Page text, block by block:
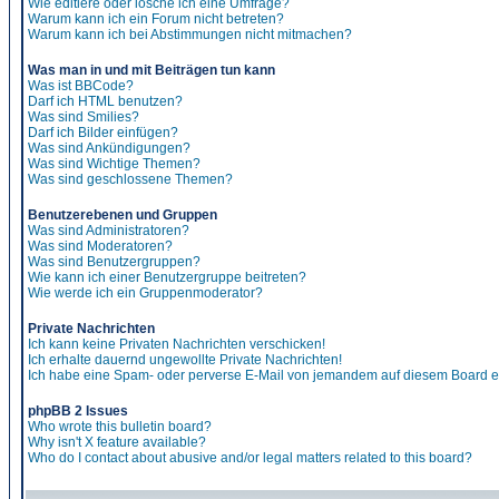
Wie editiere oder lösche ich eine Umfrage?
Warum kann ich ein Forum nicht betreten?
Warum kann ich bei Abstimmungen nicht mitmachen?
Was man in und mit Beiträgen tun kann
Was ist BBCode?
Darf ich HTML benutzen?
Was sind Smilies?
Darf ich Bilder einfügen?
Was sind Ankündigungen?
Was sind Wichtige Themen?
Was sind geschlossene Themen?
Benutzerebenen und Gruppen
Was sind Administratoren?
Was sind Moderatoren?
Was sind Benutzergruppen?
Wie kann ich einer Benutzergruppe beitreten?
Wie werde ich ein Gruppenmoderator?
Private Nachrichten
Ich kann keine Privaten Nachrichten verschicken!
Ich erhalte dauernd ungewollte Private Nachrichten!
Ich habe eine Spam- oder perverse E-Mail von jemandem auf diesem Board
phpBB 2 Issues
Who wrote this bulletin board?
Why isn't X feature available?
Who do I contact about abusive and/or legal matters related to this board?